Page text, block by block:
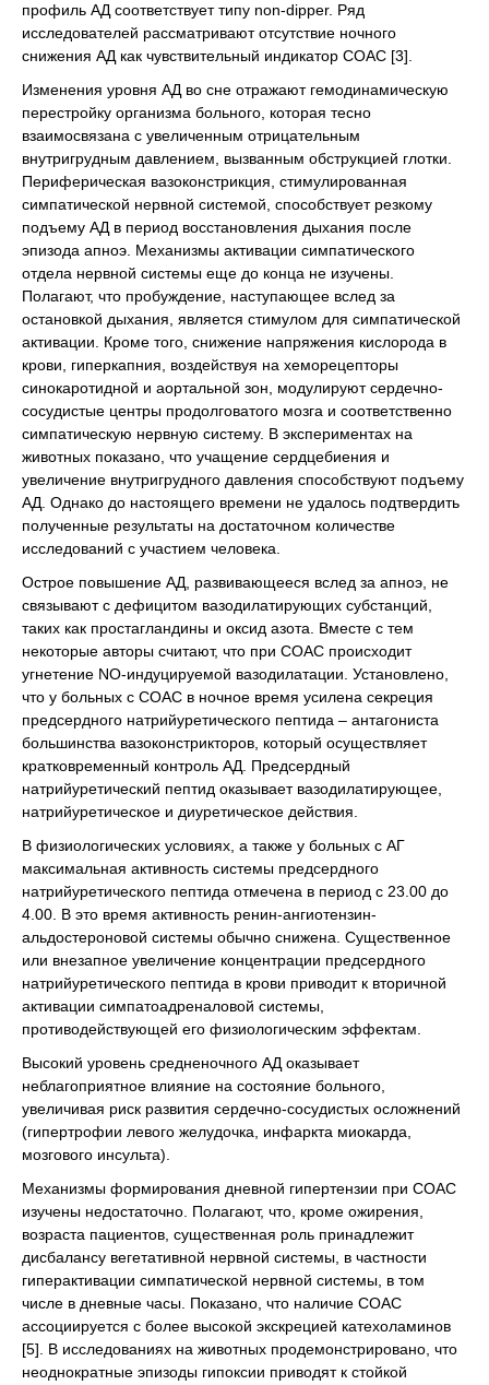
профиль АД соответствует типу non-dipper. Ряд
исследователей рассматривают отсутствие ночного
снижения АД как чувствительный индикатор СОАС [3].
Изменения уровня АД во сне отражают гемодинамическую
перестройку организма больного, которая тесно
взаимосвязана с увеличенным отрицательным
внутригрудным давлением, вызванным обструкцией глотки.
Периферическая вазоконстрикция, стимулированная
симпатической нервной системой, способствует резкому
подъему АД в период восстановления дыхания после
эпизода апноэ. Механизмы активации симпатического
отдела нервной системы еще до конца не изучены.
Полагают, что пробуждение, наступающее вслед за
остановкой дыхания, является стимулом для симпатической
активации. Кроме того, снижение напряжения кислорода в
крови, гиперкапния, воздействуя на хеморецепторы
синокаротидной и аортальной зон, модулируют сердечно-
сосудистые центры продолговатого мозга и соответственно
симпатическую нервную систему. В экспериментах на
животных показано, что учащение сердцебиения и
увеличение внутригрудного давления способствуют подъему
АД. Однако до настоящего времени не удалось подтвердить
полученные результаты на достаточном количестве
исследований с участием человека.
Острое повышение АД, развивающееся вслед за апноэ, не
связывают с дефицитом вазодилатирующих субстанций,
таких как простагландины и оксид азота. Вместе с тем
некоторые авторы считают, что при СОАС происходит
угнетение NO-индуцируемой вазодилатации. Установлено,
что у больных с СОАС в ночное время усилена секреция
предсердного натрийуретического пептида – антагониста
большинства вазоконстрикторов, который осуществляет
кратковременный контроль АД. Предсердный
натрийуретический пептид оказывает вазодилатирующее,
натрийуретическое и диуретическое действия.
В физиологических условиях, а также у больных с АГ
максимальная активность системы предсердного
натрийуретического пептида отмечена в период с 23.00 до
4.00. В это время активность ренин-ангиотензин-
альдостероновой системы обычно снижена. Существенное
или внезапное увеличение концентрации предсердного
натрийуретического пептида в крови приводит к вторичной
активации симпатоадреналовой системы,
противодействующей его физиологическим эффектам.
Высокий уровень средненочного АД оказывает
неблагоприятное влияние на состояние больного,
увеличивая риск развития сердечно-сосудистых осложнений
(гипертрофии левого желудочка, инфаркта миокарда,
мозгового инсульта).
Механизмы формирования дневной гипертензии при СОАС
изучены недостаточно. Полагают, что, кроме ожирения,
возраста пациентов, существенная роль принадлежит
дисбалансу вегетативной нервной системы, в частности
гиперактивации симпатической нервной системы, в том
числе в дневные часы. Показано, что наличие СОАС
ассоциируется с более высокой экскрецией катехоламинов
[5]. В исследованиях на животных продемонстрировано, что
неоднократные эпизоды гипоксии приводят к стойкой